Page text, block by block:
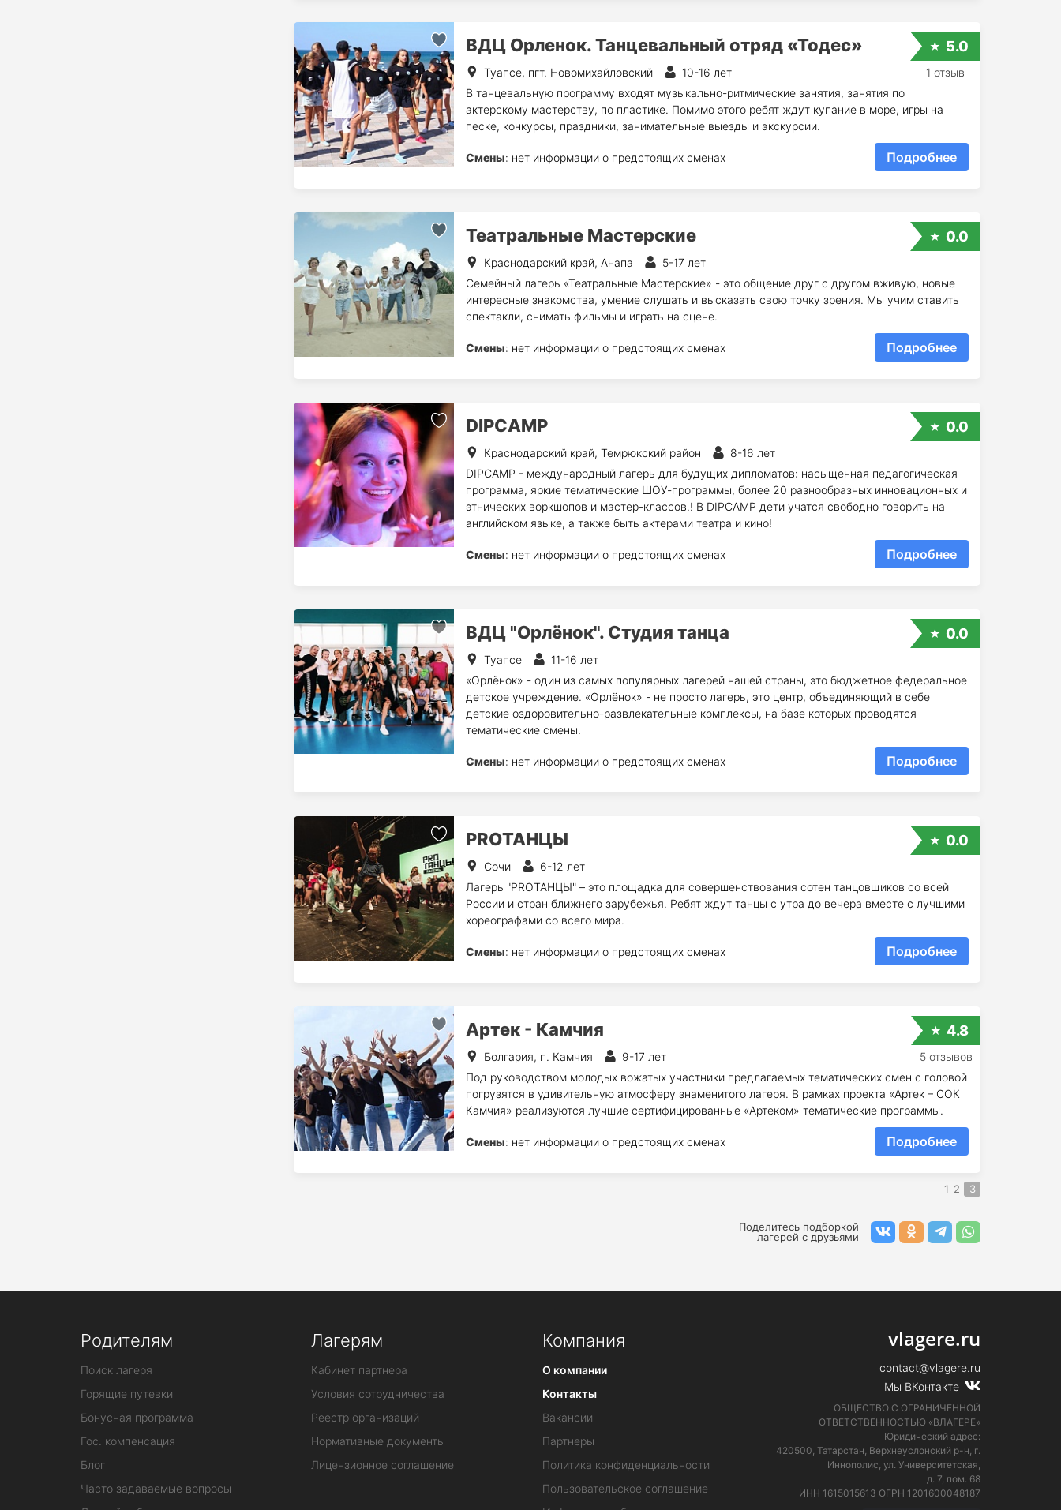
ВДЦ Орленок. Танцевальный отряд «Тодес»
Туапсе, пгт. Новомихайловский
10-16 лет
В танцевальную программу входят музыкально-ритмические занятия, занятия по
актерскому мастерству, по пластике. Помимо этого ребят ждут купание в море, игры на
песке, конкурсы, праздники, занимательные выезды и экскурсии.
Смены: нет информации о предстоящих сменах Подробнее
5.0
1 отзыв
Театральные Мастерские
Краснодарский край, Анапа
5-17 лет
Семейный лагерь «Театральные Мастерские» - это общение друг с другом вживую, новые
интересные знакомства, умение слушать и высказать свою точку зрения. Мы учим ставить
спектакли, снимать фильмы и играть на сцене.
Смены: нет информации о предстоящих сменах Подробнее
0.0
DIPCAMP
Краснодарский край, Темрюкский район
8-16 лет
DIPCAMP - международный лагерь для будущих дипломатов: насыщенная педагогическая
программа, яркие тематические ШОУ-программы, более 20 разнообразных инновационных и
этнических воркшопов и мастер-классов.! В DIPCAMP дети учатся свободно говорить на
английском языке, а также быть актерами театра и кино!
Смены: нет информации о предстоящих сменах Подробнее
0.0
ВДЦ "Орлёнок". Студия танца
Туапсе
11-16 лет
«Орлёнок» - один из самых популярных лагерей нашей страны, это бюджетное федеральное
детское учреждение. «Орлёнок» - не просто лагерь, это центр, объединяющий в себе
детские оздоровительно-развлекательные комплексы, на базе которых проводятся
тематические смены.
Смены: нет информации о предстоящих сменах Подробнее
0.0
PROТАНЦЫ
Сочи
6-12 лет
Лагерь "PROТАНЦЫ" – это площадка для совершенствования сотен танцовщиков со всей
России и стран ближнего зарубежья. Ребят ждут танцы с утра до вечера вместе с лучшими
хореографами со всего мира.
Смены: нет информации о предстоящих сменах Подробнее
0.0
Артек - Камчия
Болгария, п. Камчия
9-17 лет
Под руководством молодых вожатых участники предлагаемых тематических смен с головой
погрузятся в удивительную атмосферу знаменитого лагеря. В рамках проекта «Артек – СОК
Камчия» реализуются лучшие сертифицированные «Артеком» тематические программы.
Смены: нет информации о предстоящих сменах Подробнее
4.8
5 отзывов
1 2 3
Поделитесь подборкой
лагерей с друзьями
Родителям
Поиск лагеря
Горящие путевки
Бонусная программа
Гос. компенсация
Блог
Часто задаваемые вопросы
Лагерям
Кабинет партнера
Условия сотрудничества
Реестр организаций
Нормативные документы
Лицензионное соглашение
Компания
О компании
Контакты
Вакансии
Партнеры
Политика конфиденциальности
Пользовательское соглашение
vlagere.ru
contact@vlagere.ru
Мы ВКонтакте
ОБЩЕСТВО С ОГРАНИЧЕННОЙ
ОТВЕТСТВЕННОСТЬЮ «ВЛАГЕРЕ»
Юридический адрес:
420500, Татарстан, Верхнеуслонский р-н, г.
Иннополис, ул. Университетская,
д. 7, пом. 68
ИНН 1615015613 ОГРН 1201600048187